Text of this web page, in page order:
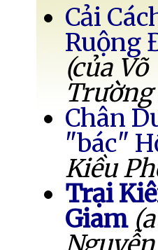
Cải
Ruộng
(của Võ
Trường
Chân
"bác"
Kiều
Trại
Giam